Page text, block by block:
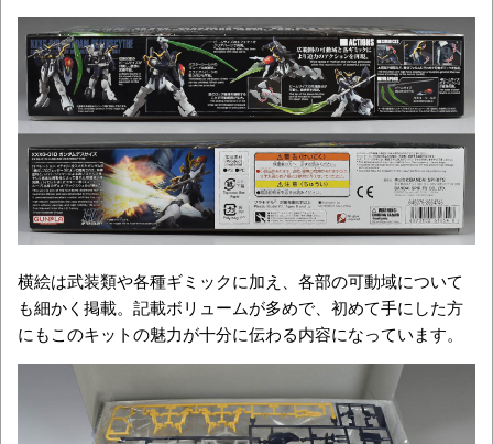
横絵は武装類や各種ギミックに加え、各部の可動域について
も細かく掲載。記載ボリュームが多めで、初めて手にした方
にもこのキットの魅力が十分に伝わる内容になっています。